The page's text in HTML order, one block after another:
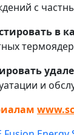
с
в
и